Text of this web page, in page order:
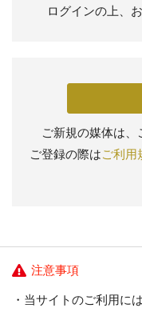
ログインの上、
ご新規の媒体は、
ご登録の際はご利用
注意事項
当サイトのご利用に